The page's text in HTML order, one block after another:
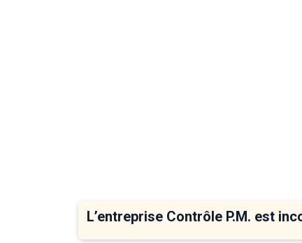
L’entreprise Contrôle P.M. est